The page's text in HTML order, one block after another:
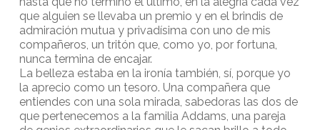
que alguien se llevaba un premio y en el brindis de
admiración mutua y privadísima con uno de mis
compañeros, un tritón que, como yo, por fortuna,
nunca termina de encajar.
La belleza estaba en la ironía también, sí, porque yo
la aprecio como un tesoro. Una compañera que
entiendes con una sola mirada, sabedoras las dos de
que pertenecemos a la familia Addams, una pareja